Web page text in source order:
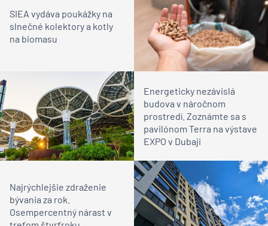
SIEA vydáva poukážky na
slnečné kolektory a kotly
na biomasu
Energeticky nezávislá
budova v náročnom
prostredí. Zoznámte sa s
pavilónom Terra na výstave
EXPO v Dubaji
Najrýchlejšie zdraženie
bývania za rok.
Osempercentný nárast v